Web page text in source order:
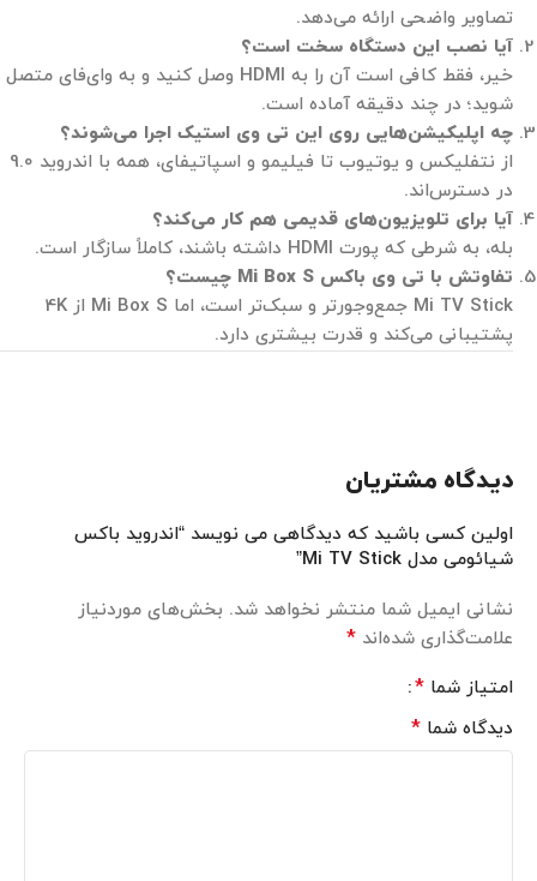
تصاویر واضحی ارائه می‌دهد.
آیا نصب این دستگاه سخت است؟
خیر، فقط کافی است آن را به HDMI وصل کنید و به وای‌فای متصل
شوید؛ در چند دقیقه آماده است.
چه اپلیکیشن‌هایی روی این تی وی استیک اجرا می‌شوند؟
از نتفلیکس و یوتیوب تا فیلیمو و اسپاتیفای، همه با اندروید 9.0
در دسترس‌اند.
آیا برای تلویزیون‌های قدیمی هم کار می‌کند؟
بله، به شرطی که پورت HDMI داشته باشند، کاملاً سازگار است.
تفاوتش با تی وی باکس
چیست؟
Mi TV Stick جمع‌وجورتر و سبک‌تر است، اما Mi Box S از 4K
پشتیبانی می‌کند و قدرت بیشتری دارد.
دیدگاه مشتریان
اولین کسی باشید که دیدگاهی می نویسد “اندروید باکس
شیائومی مدل Mi TV Stick”
نشانی ایمیل شما منتشر نخواهد شد. بخش‌های موردنیاز
علامت‌گذاری شده‌اند *
امتیاز شما *
دیدگاه شما *